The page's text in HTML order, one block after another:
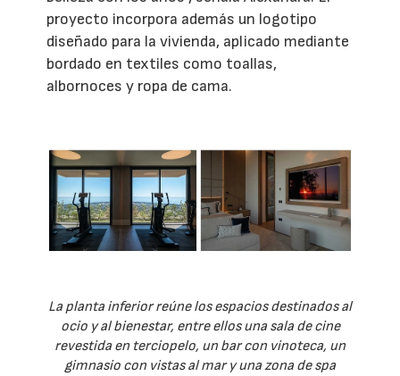
proyecto incorpora además un logotipo
diseñado para la vivienda, aplicado mediante
bordado en textiles como toallas,
albornoces y ropa de cama.
La planta inferior reúne los espacios destinados al
ocio y al bienestar, entre ellos una sala de cine
revestida en terciopelo, un bar con vinoteca, un
gimnasio con vistas al mar y una zona de spa